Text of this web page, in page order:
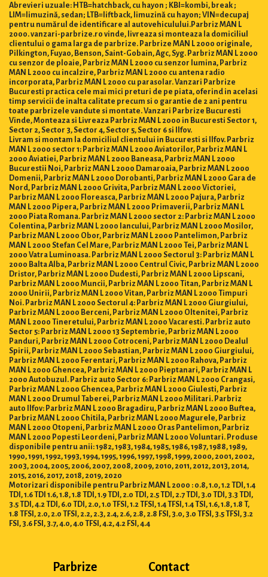
Abrevieri uzuale: HTB=hatchback, cu hayon ; KBI=kombi, break ;
LIM=limuzină, sedan; LTB=liftback, limuzină cu hayon; VIN=decupaj
pentru numărul de identificare al autovehiculului.Parbriz MAN L
2000. vanzari-parbrize.ro vinde, livreaza si monteaza la domiciliul
clientului o gama larga de parbrize. Parbrize MAN L 2000 originale,
Pilkington, Fuyao, Benson, Saint-Gobain, Agc, Syg. Parbriz MAN L 2000
cu senzor de ploaie, Parbriz MAN L 2000 cu senzor lumina, Parbriz
MAN L 2000 cu incalzire, Parbriz MAN L 2000 cu antena radio
incorporata, Parbriz MAN L 2000 cu parasolar. Vanzari Parbrize
Bucuresti practica cele mai mici preturi de pe piata, oferind in acelasi
timp servicii de inalta calitate precum si o garantie de 2 ani pentru
toate parbrizele vandute si montate. Vanzari Parbrize Bucuresti
Vinde, Monteaza si Livreaza Parbriz MAN L 2000 in Bucuresti Sector 1,
Sector 2, Sector 3, Sector 4, Sector 5, Sector 6 si Ilfov.
Livram si montam la domiciliul clientului in Bucuresti si Ilfov. Parbriz
MAN L 2000 sector 1: Parbriz MAN L 2000 Aviatorilor, Parbriz MAN L
2000 Aviatiei, Parbriz MAN L 2000 Baneasa, Parbriz MAN L 2000
Bucurestii Noi, Parbriz MAN L 2000 Damaroaia, Parbriz MAN L 2000
Domenii, Parbriz MAN L 2000 Dorobanti, Parbriz MAN L 2000 Gara de
Nord, Parbriz MAN L 2000 Grivita, Parbriz MAN L 2000 Victoriei,
Parbriz MAN L 2000 Floreasca, Parbriz MAN L 2000 Pajura, Parbriz
MAN L 2000 Pipera, Parbriz MAN L 2000 Primaverii, Parbriz MAN L
2000 Piata Romana. Parbriz MAN L 2000 sector 2: Parbriz MAN L 2000
Colentina, Parbriz MAN L 2000 Iancului, Parbriz MAN L 2000 Mosilor,
Parbriz MAN L 2000 Obor, Parbriz MAN L 2000 Pantelimon, Parbriz
MAN L 2000 Stefan Cel Mare, Parbriz MAN L 2000 Tei, Parbriz MAN L
2000 Vatra Luminoasa. Parbriz MAN L 2000 Sectorul 3: Parbriz MAN L
2000 Balta Alba, Parbriz MAN L 2000 Centrul Civic, Parbriz MAN L 2000
Dristor, Parbriz MAN L 2000 Dudesti, Parbriz MAN L 2000 Lipscani,
Parbriz MAN L 2000 Muncii, Parbriz MAN L 2000 Titan, Parbriz MAN L
2000 Unirii, Parbriz MAN L 2000 Vitan, Parbriz MAN L 2000 Timpuri
Noi. Parbriz MAN L 2000 Sectorul 4: Parbriz MAN L 2000 Giurgiului,
Parbriz MAN L 2000 Berceni, Parbriz MAN L 2000 Oltenitei, Parbriz
MAN L 2000 Tineretului, Parbriz MAN L 2000 Vacaresti. Parbriz auto
Sector 5: Parbriz MAN L 2000 13 Septembrie, Parbriz MAN L 2000
Panduri, Parbriz MAN L 2000 Cotroceni, Parbriz MAN L 2000 Dealul
Spirii, Parbriz MAN L 2000 Sebastian, Parbriz MAN L 2000 Giurgiului,
Parbriz MAN L 2000 Ferentari, Parbriz MAN L 2000 Rahova, Parbriz
MAN L 2000 Ghencea, Parbriz MAN L 2000 Pieptanari, Parbriz MAN L
2000 Autobuzul. Parbriz auto Sector 6: Parbriz MAN L 2000 Crangasi,
Parbriz MAN L 2000 Ghencea, Parbriz MAN L 2000 Giulesti, Parbriz
MAN L 2000 Drumul Taberei, Parbriz MAN L 2000 Militari. Parbriz
auto Ilfov: Parbriz MAN L 2000 Bragadiru, Parbriz MAN L 2000 Buftea,
Parbriz MAN L 2000 Chitila, Parbriz MAN L 2000 Magurele, Parbriz
MAN L 2000 Otopeni, Parbriz MAN L 2000 Oras Pantelimon, Parbriz
MAN L 2000 Popesti Leordeni, Parbriz MAN L 2000 Voluntari. Produse
disponibile pentru anii: 1982, 1983, 1984, 1985, 1986, 1987, 1988, 1989,
1990, 1991, 1992, 1993, 1994, 1995, 1996, 1997, 1998, 1999, 2000, 2001, 2002,
2003, 2004, 2005, 2006, 2007, 2008, 2009, 2010, 2011, 2012, 2013, 2014,
2015, 2016, 2017, 2018, 2019, 2020
Motorizari disponibile pentru Parbriz MAN L 2000 : 0.8, 1.0, 1.2 TDI, 1.4
TDI, 1.6 TDI 1.6, 1.8, 1.8 TDI, 1.9 TDI, 2.0 TDI, 2.5 TDI, 2.7 TDI, 3.0 TDI, 3.3 TDI,
3.5 TDI, 4.2 TDI, 6.0 TDI, 2.0, 1.0 TFSI, 1.2 TFSI, 1.4 TFSI, 1.4 TSI, 1.6, 1.8, 1.8 T,
1.8 TFSI, 2.0, 2.0 TFSI, 2.2, 2.3, 2.4, 2.6, 2.8, 2.8 FSI, 3.0, 3.0 TFSI, 3.5 TFSI, 3.2
FSI, 3.6 FSI, 3.7, 4.0, 4.0 TFSI, 4.2, 4.2 FSI, 4.4
Parbrize Contact